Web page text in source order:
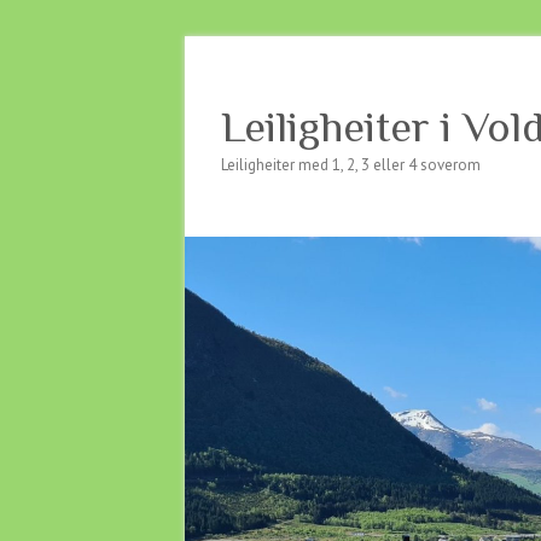
Leiligheiter i
Leiligheiter med 1, 2, 3 eller 4 soverom